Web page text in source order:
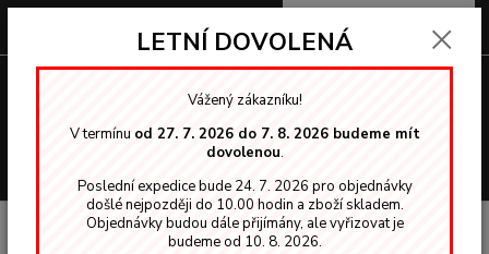
0,00 Kč
OSMO vosky, oleje Nástroje k aplikaci
Štětec plochý 150mm na
LETNÍ DOVOLENÁ
Vážený zákazníku!
V termínu od 27. 7. 2026 do 7. 8. 2026 budeme mít
dovolenou.
Poslední expedice bude 24. 7. 2026 pro objednávky
došlé nejpozději do 10.00 hodin a zboží skladem.
Objednávky budou dále přijímány, ale vyřizovat je
budeme od 10. 8. 2026.